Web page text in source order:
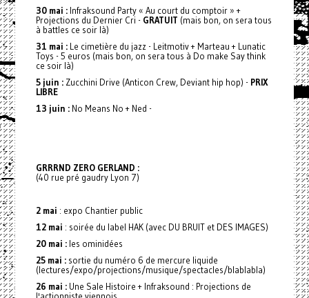
30 mai :Infraksound Party « Au court du comptoir » +
Projections du Dernier Cri - GRATUIT (mais bon, on sera tous
à battles ce soir là)
31 mai :Le cimetière du jazz - Leitmotiv + Marteau + Lunatic
Toys - 5 euros (mais bon, on sera tous à Do make Say think
ce soir là)
5 juin :Zucchini Drive (Anticon Crew, Deviant hip hop) - PRIX
LIBRE
13 juin : No Means No + Ned -
GRRRND ZERO GERLAND :
(40 rue pré gaudry Lyon 7)
2 mai : expo Chantier public
12 mai : soirée du label HAK (avec DU BRUIT et DES IMAGES)
20 mai :les ominidées
25 mai :sortie du numéro 6 de mercure liquide
(lectures/expo/projections/musique/spectacles/blablabla)
26 mai :Une Sale Histoire + Infraksound : Projections de